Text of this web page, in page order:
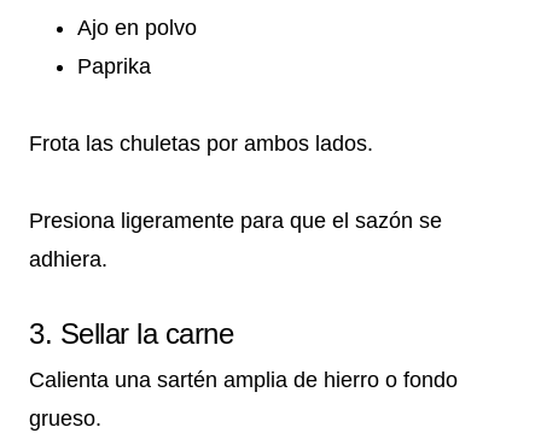
Ajo en polvo
Paprika
Frota las chuletas por ambos lados.
Presiona ligeramente para que el sazón se
adhiera.
3. Sellar la carne
Calienta una sartén amplia de hierro o fondo
grueso.